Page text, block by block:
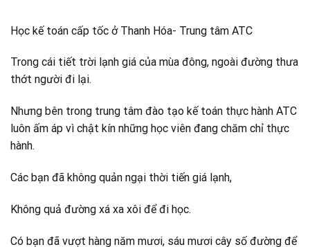
Học kế toán cấp tốc ở Thanh Hóa- Trung tâm ATC
Trong cái tiết trời lạnh giá của mùa đông, ngoài đường thưa
thớt người đi lại.
Nhưng bên trong trung tâm đào tạo kế toán thực hành ATC
luôn ấm áp vì chật kín những học viên đang chăm chỉ thực
hành.
Các bạn đã không quản ngại thời tiến giá lạnh,
Không quả đường xá xa xôi để đi học.
Có bạn đã vượt hàng năm mươi, sáu mươi cây số đường để